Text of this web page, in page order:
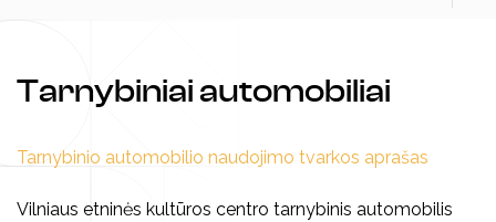
Struktūra
Veiklos planavimas
Tarnybiniai automobiliai
Tarnybinio automobilio naudojimo tvarkos aprašas
Vilniaus etninės kultūros centro tarnybinis automobilis